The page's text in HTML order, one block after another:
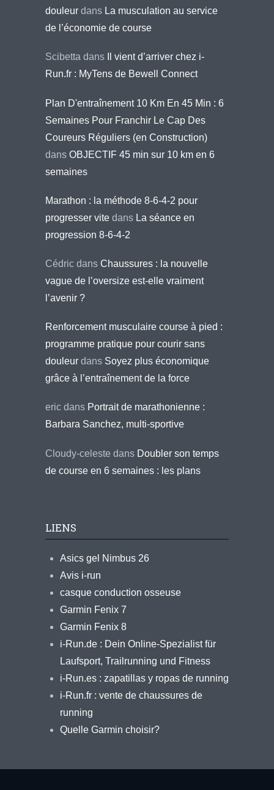
douleur dans La musculation au service
de l’économie de course
Scibetta dans
Il vient d’arriver chez i-
Run.fr : MyTens de Bewell Connect
Plan D'entraînement 10 Km En 45 Min : 6
Semaines Pour Franchir Le Cap Des
Coureurs Réguliers (en Construction)
dans OBJECTIF 45 min sur 10 km en 6
semaines
Marathon : la méthode 8-6-4-2 pour
progresser vite dans La séance en
progression 8-6-4-2
Cédric dans Chaussures : la nouvelle
vague de l’oversize est-elle vraiment
l’avenir ?
Renforcement musculaire course à pied :
programme pratique pour courir sans
douleur dans Soyez plus économique
grâce à l’entraînement de la force
eric dans Portrait de marathonienne :
Barbara Sanchez, multi-sportive
Cloudy-celeste dans Doubler son temps
de course en 6 semaines : les plans
LIENS
Asics gel Nimbus 26
Avis i-run
casque conduction osseuse
Garmin Fenix 7
Garmin Fenix 8
i-Run.de : Dein Online-Spezialist für
Laufsport, Trailrunning und Fitness
i-Run.es : zapatillas y ropas de running
i-Run.fr : vente de chaussures de
running
Quelle Garmin choisir?